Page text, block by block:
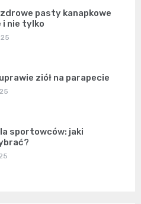
pasty kanapkowe
i nie tylko
ziół na parapecie
sportowców: jaki